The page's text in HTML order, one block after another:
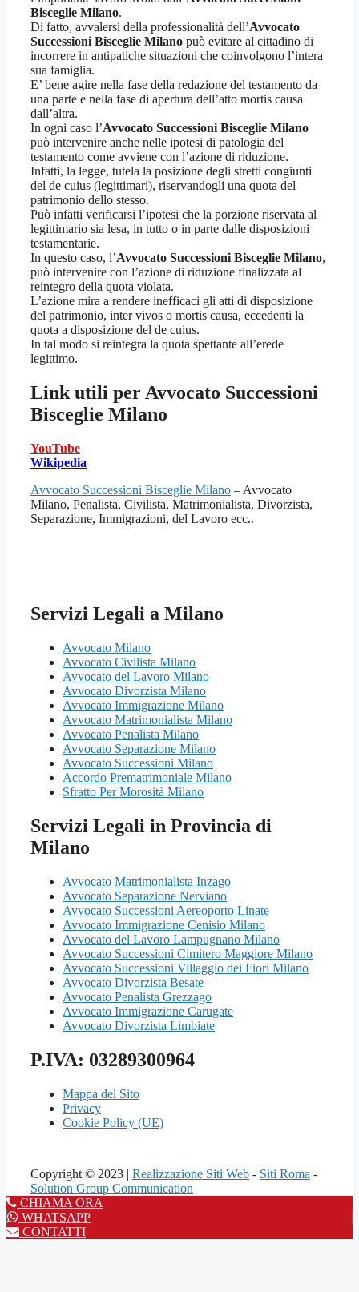
Bisceglie Milano.
Di fatto, avvalersi della professionalità dell’Avvocato
Successioni Bisceglie Milano può evitare al cittadino di
incorrere in antipatiche situazioni che coinvolgono l’intera
sua famiglia.
E’ bene agire nella fase della redazione del testamento da
una parte e nella fase di apertura dell’atto mortis causa
dall’altra.
In ogni caso l’Avvocato Successioni Bisceglie Milano
può intervenire anche nelle ipotesi di patologia del
testamento come avviene con l’azione di riduzione.
Infatti, la legge, tutela la posizione degli stretti congiunti
del de cuius (legittimari), riservandogli una quota del
patrimonio dello stesso.
Può infatti verificarsi l’ipotesi che la porzione riservata al
legittimario sia lesa, in tutto o in parte dalle disposizioni
testamentarie.
In questo caso, l’Avvocato Successioni Bisceglie Milano,
può intervenire con l’azione di riduzione finalizzata al
reintegro della quota violata.
L’azione mira a rendere inefficaci gli atti di disposizione
del patrimonio, inter vivos o mortis causa, eccedenti la
quota a disposizione del de cuius.
In tal modo si reintegra la quota spettante all’erede
legittimo.
Link utili perAvvocato Successioni
Bisceglie Milano
YouTube
Wikipedia
Avvocato Successioni Bisceglie Milano – Avvocato
Milano, Penalista, Civilista, Matrimonialista, Divorzista,
Separazione, Immigrazioni, del Lavoro ecc..
Servizi Legali a Milano
Avvocato Milano
Avvocato Civilista Milano
Avvocato del Lavoro Milano
Avvocato Divorzista Milano
Avvocato Immigrazione Milano
Avvocato Matrimonialista Milano
Avvocato Penalista Milano
Avvocato Separazione Milano
Avvocato Successioni Milano
Accordo Prematrimoniale Milano
Sfratto Per Morosità Milano
Servizi Legali in Provincia di
Milano
Avvocato Matrimonialista Inzago
Avvocato Separazione Nerviano
Avvocato Successioni Aereoporto Linate
Avvocato Immigrazione Cenisio Milano
Avvocato del Lavoro Lampugnano Milano
Avvocato Successioni Cimitero Maggiore Milano
Avvocato Successioni Villaggio dei Fiori Milano
Avvocato Divorzista Besate
Avvocato Penalista Grezzago
Avvocato Immigrazione Carugate
Avvocato Divorzista Limbiate
P.IVA: 03289300964
Mappa del Sito
Privacy
Cookie Policy (UE)
Copyright © 2023 | Realizzazione Siti Web - Siti Roma -
Solution Group Communication
CHIAMA ORA
WHATSAPP
CONTATTI